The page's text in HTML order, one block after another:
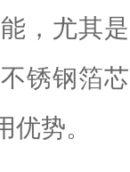
，尤其
锈钢箔
势。